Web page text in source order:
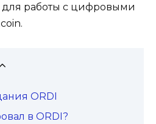
работы с цифровыми
ORDI
в ORDI?